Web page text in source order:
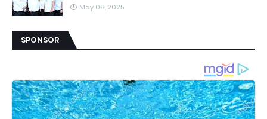
May 08, 2025
SPONSOR